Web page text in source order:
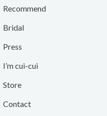
Recommend
Bridal
Press
I’m cui-cui
Store
Contact